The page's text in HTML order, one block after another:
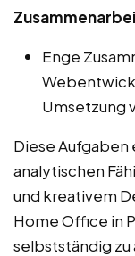
Enge
Umsetzung
Diese Aufgaben
analytischen
und kreativem
Home Office in
selbstständig